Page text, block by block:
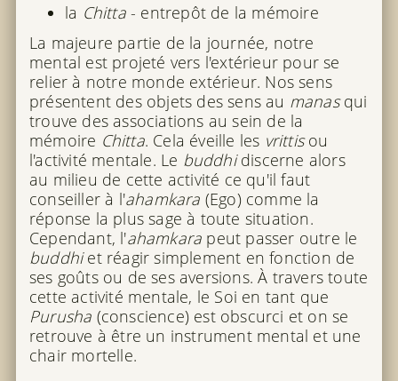
la Chitta- entrepôt de la mémoire
La majeure partie de la journée, notre
mental est projeté vers l'extérieur pour se
relier à notre monde extérieur. Nos sens
présentent des objets des sens au manasqui
trouve des associations au sein de la
mémoire Chitta. Cela éveille les vrittisou
l'activité mentale. Le buddhidiscerne alors
au milieu de cette activité ce qu'il faut
conseiller à l'ahamkara (Ego) comme la
réponse la plus sage à toute situation.
Cependant, l'ahamkara peut passer outre le
buddhiet réagir simplement en fonction de
ses goûts ou de ses aversions. À travers toute
cette activité mentale, le Soi en tant que
Purusha (conscience) est obscurci et on se
retrouve à être un instrument mental et une
chair mortelle.